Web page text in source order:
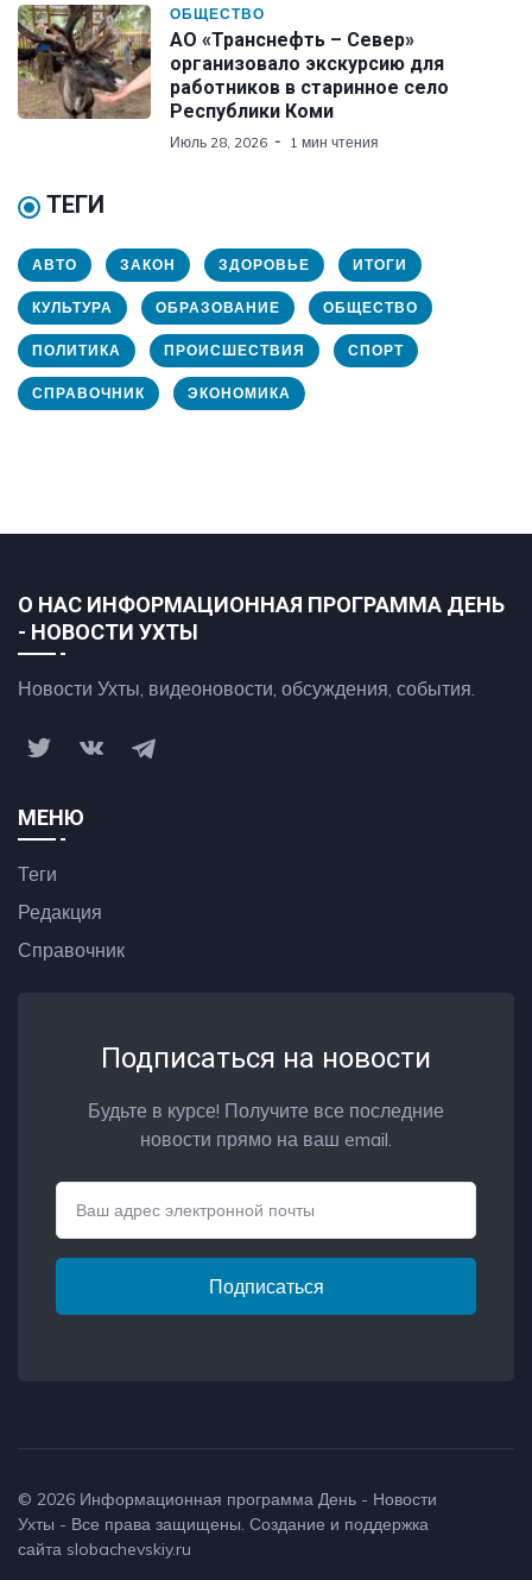
ОБЩЕСТВО
АО «Транснефть – Север»
организовало экскурсию для
работников в старинное село
Республики Коми
Июль 28, 2026 1 мин чтения
ТЕГИ
АВТО ЗАКОН ЗДОРОВЬЕ ИТОГИ
КУЛЬТУРА ОБРАЗОВАНИЕ ОБЩЕСТВО
ПОЛИТИКА ПРОИСШЕСТВИЯ СПОРТ
СПРАВОЧНИК ЭКОНОМИКА
О НАС ИНФОРМАЦИОННАЯ ПРОГРАММА ДЕНЬ
- НОВОСТИ УХТЫ
Новости Ухты, видеоновости, обсуждения, события.
МЕНЮ
Теги
Редакция
Справочник
Подписаться на новости
Будьте в курсе! Получите все последние
новости прямо на ваш email.
Подписаться
© 2026 Информационная программа День - Новости
Ухты - Все права защищены. Создание и поддержка
сайта slobachevskiy.ru